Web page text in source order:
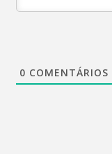
0 COMENTÁRIOS